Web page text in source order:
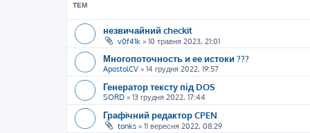
ТЕМ
незвичайний checkit
v0f41k » 10 травня 2023, 21:01
Многопоточность и ее истоки ???
ApostolCV » 14 грудня 2022, 19:57
Генератор тексту під DOS
SORD » 13 грудня 2022, 17:44
Графiчний редактор CPEN
tonks » 11 вересня 2022, 08:29